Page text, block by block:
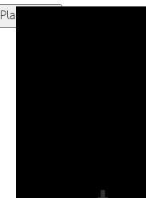
Play Video